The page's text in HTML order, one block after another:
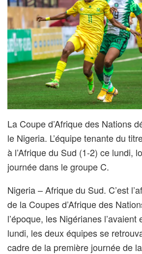
La Coupe d’Afrique des Nations
le Nigeria. L’équipe tenante du
à l’Afrique du Sud (1-2) ce lundi,
journée dans le groupe C.
Nigeria – Afrique du Sud. C’est
de la Coupes d’Afrique des
l’époque, les Nigérianes
lundi, les deux équipes se
cadre de la première journée de